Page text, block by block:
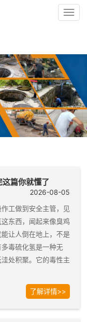
篇你就懂了
2026-08-05
工做到安全主管，见
东西，闻起来像臭鸡
让人倒在地上，不是
毒硫化氢是一种无
处积聚。它的毒性主
了解详情>>